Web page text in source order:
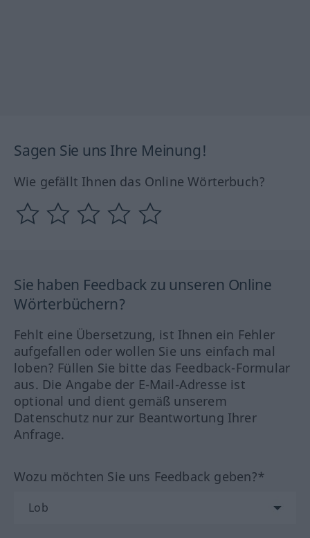
Sagen Sie uns Ihre Meinung!
Wie gefällt Ihnen das Online Wörterbuch?
Sie haben Feedback zu unseren Online
Wörterbüchern?
Fehlt eine Übersetzung, ist Ihnen ein Fehler
aufgefallen oder wollen Sie uns einfach mal
loben? Füllen Sie bitte das Feedback-Formular
aus. Die Angabe der E-Mail-Adresse ist
optional und dient gemäß unserem
Datenschutz nur zur Beantwortung Ihrer
Anfrage.
Wozu möchten Sie uns Feedback geben?*